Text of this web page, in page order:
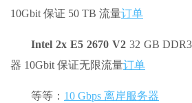
10Gbit 保证 50 TB 流量订单
Intel 2x E5 2670 V232 GB
器 10Gbit 保证无限流量订单
等等： 10 Gbps 离岸服务器